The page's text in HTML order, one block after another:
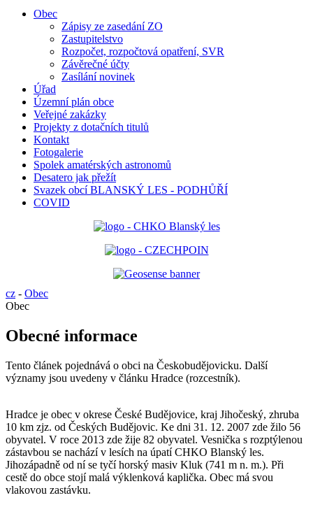
Obec
Zápisy ze zasedání ZO
Zastupitelstvo
Rozpočet, rozpočtová opatření, SVR
Závěrečné účty
Zasílání novinek
Úřad
Územní plán obce
Veřejné zakázky
Projekty z dotačních titulů
Kontakt
Fotogalerie
Spolek amatérských astronomů
Desatero jak přežít
Svazek obcí BLANSKÝ LES - PODHŮŘÍ
COVID
cz - Obec
Obec
Obecné informace
Tento článek pojednává o obci na Českobudějovicku. Další
významy jsou uvedeny v článku Hradce (rozcestník).
Hradce je obec v okrese České Budějovice, kraj Jihočeský, zhruba
10 km zjz. od Českých Budějovic. Ke dni 31. 12. 2007 zde žilo 56
obyvatel. V roce 2013 zde žije 82 obyvatel. Vesnička s rozptýlenou
zástavbou se nachází v lesích na úpatí CHKO Blanský les.
Jihozápadně od ní se tyčí horský masiv Kluk (741 m n. m.). Při
cestě do obce stojí malá výklenková kaplička. Obec má svou
vlakovou zastávku.